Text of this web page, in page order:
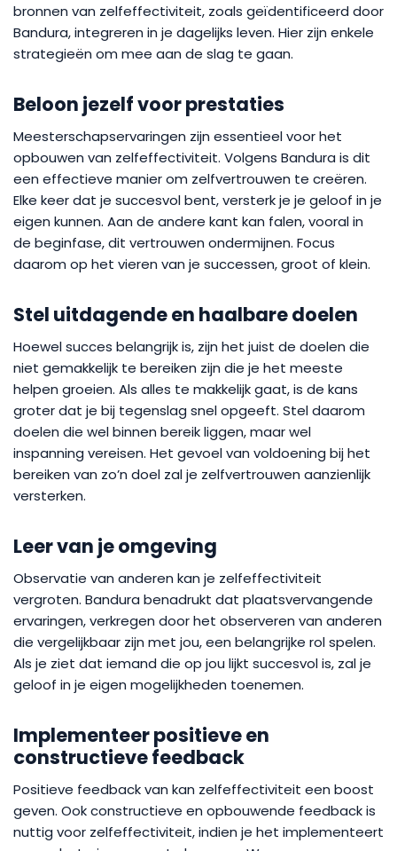
bronnen van zelfeffectiviteit, zoals geïdentificeerd door
Bandura, integreren in je dagelijks leven. Hier zijn enkele
strategieën om mee aan de slag te gaan.
Beloon jezelf voor prestaties
Meesterschapservaringen zijn essentieel voor het
opbouwen van zelfeffectiviteit. Volgens Bandura is dit
een effectieve manier om zelfvertrouwen te creëren.
Elke keer dat je succesvol bent, versterk je je geloof in je
eigen kunnen. Aan de andere kant kan falen, vooral in
de beginfase, dit vertrouwen ondermijnen. Focus
daarom op het vieren van je successen, groot of klein.
Stel uitdagende en haalbare doelen
Hoewel succes belangrijk is, zijn het juist de doelen die
niet gemakkelijk te bereiken zijn die je het meeste
helpen groeien. Als alles te makkelijk gaat, is de kans
groter dat je bij tegenslag snel opgeeft. Stel daarom
doelen die wel binnen bereik liggen, maar wel
inspanning vereisen. Het gevoel van voldoening bij het
bereiken van zo’n doel zal je zelfvertrouwen aanzienlijk
versterken.
Leer van je omgeving
Observatie van anderen kan je zelfeffectiviteit
vergroten. Bandura benadrukt dat plaatsvervangende
ervaringen, verkregen door het observeren van anderen
die vergelijkbaar zijn met jou, een belangrijke rol spelen.
Als je ziet dat iemand die op jou lijkt succesvol is, zal je
geloof in je eigen mogelijkheden toenemen.
Implementeer positieve en
constructieve feedback
Positieve feedback van kan zelfeffectiviteit een boost
geven. Ook constructieve en opbouwende feedback is
nuttig voor zelfeffectiviteit, indien je het implementeert